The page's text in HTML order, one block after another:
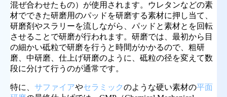
混ぜ合わせたもの）が使用されます。ウレタンなどの素
材でできた研磨用のパッドを研磨する素材に押し当て、
研磨剤やスラリーを流しながら、パッドと素材とを回転
させることで研磨が行われます。研磨では、最初から目
の細かい砥粒で研磨を行うと時間がかかるので、粗研
磨、中研磨、仕上げ研磨のように、砥粒の径を変えて数
段に分けて行うのが通常です。
特に、 サファイアやセラミックのような硬い素材の平面